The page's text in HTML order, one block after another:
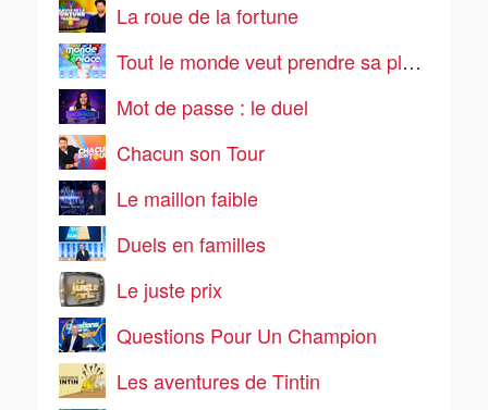
La roue de la fortune
Tout le monde veut prendre sa place
Mot de passe : le duel
Chacun son Tour
Le maillon faible
Duels en familles
Le juste prix
Questions Pour Un Champion
Les aventures de Tintin